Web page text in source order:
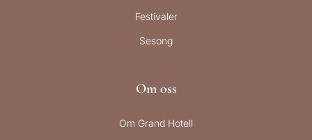
Festivaler
Sesong
Om oss
Om Grand Hotell